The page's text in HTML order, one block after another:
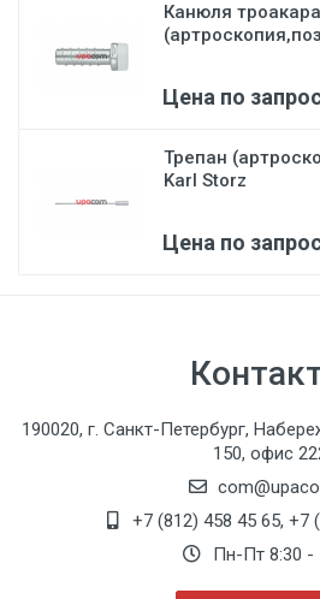
Канюля троакара
Цена по
Трепан
Karl Storz
Цена по
190020, г. Санкт-Петербург,
150, офис
+7 (812) 458 45 65, +7
Пн-Пт 8:30 -